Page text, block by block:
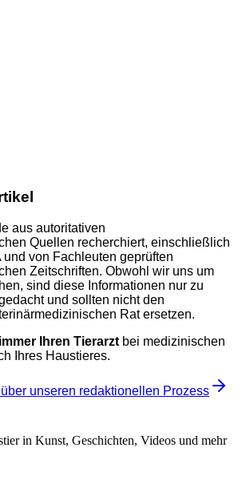
aus autoritativen
Quellen recherchiert, einschließlich
und von Fachleuten geprüften
Zeitschriften. Obwohl wir uns um
sind diese Informationen nur zu
und sollten nicht den
Rat ersetzen.
Ihren Tierarzt bei medizinischen
Ihres Haustieres.
unseren redaktionellen Prozess
in Kunst, Geschichten, Videos und mehr